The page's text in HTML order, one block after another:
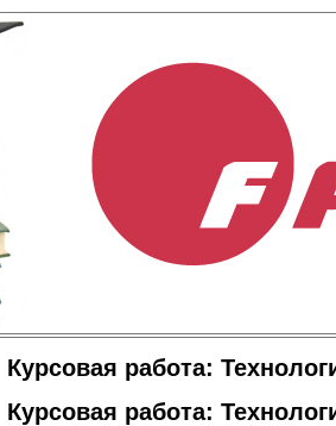
Курсовая работа:
Курсовая работа: